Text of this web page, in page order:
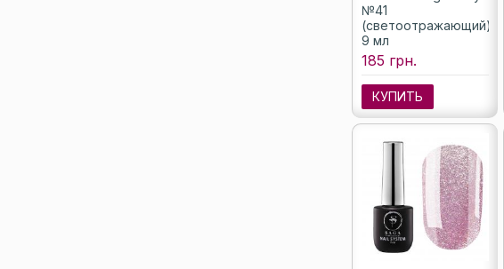
№41
(светоотражающий),
9 мл
185 грн.
КУПИТЬ